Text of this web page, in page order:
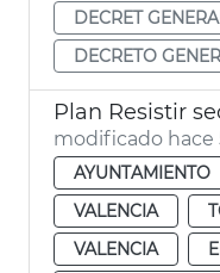
DECRET
DECRETO
Plan Resistir
modificado hace
AYUNTAMIENTO
VALENCIA
VALENCIA